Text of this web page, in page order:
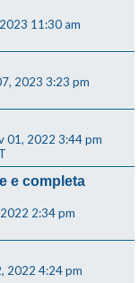
11:30 am
2023 3:23 pm
01, 2022 3:44 pm
e completa
2:34 pm
2022 4:24 pm